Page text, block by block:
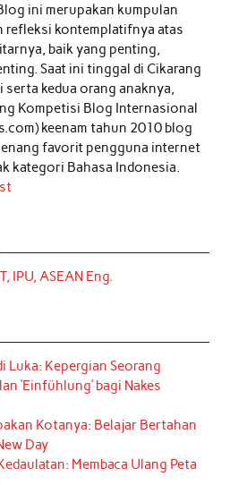
ini merupakan kumpulan
refleksi kontemplatifnya atas
baik yang penting,
Saat ini tinggal di Cikarang
serta kedua orang anaknya,
Kompetisi Blog Internasional
keenam tahun 2010 blog
favorit pengguna internet
kategori Bahasa Indonesia.
IPU, ASEAN Eng.
Luka: Kepergian Seorang
‘Einfühlung’ bagi Nakes
Kotanya: Belajar Bertahan
Day
Membaca Ulang Peta